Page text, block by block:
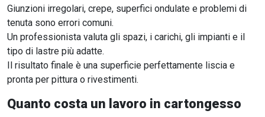
Giunzioni irregolari, crepe, superfici ondulate e problemi di
tenuta sono errori comuni.
Un professionista valuta gli spazi, i carichi, gli impianti e il
tipo di lastre più adatte.
Il risultato finale è una superficie perfettamente liscia e
pronta per pittura o rivestimenti.
Quanto costa un lavoro in cartongesso